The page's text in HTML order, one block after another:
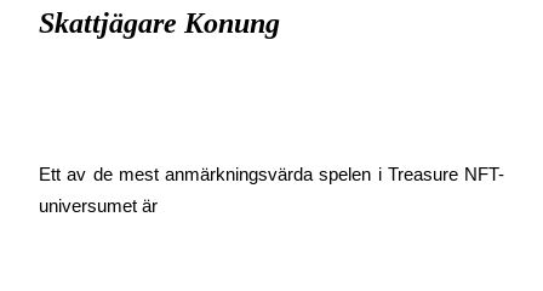
Skattjägare Konung
Ett av de mest anmärkningsvärda spelen i Treasure NFT-
universumet är